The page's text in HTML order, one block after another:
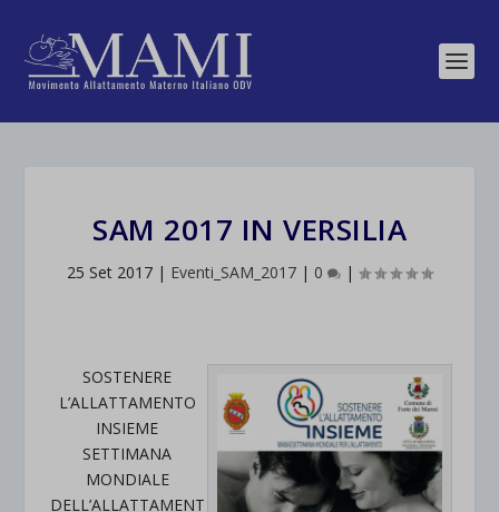
SAM 2017 IN VERSILIA
25 Set 2017 | Eventi_SAM_2017 | 0 |
SOSTENERE
L’ALLATTAMENTO
INSIEME
SETTIMANA
MONDIALE
DELL’ALLATTAMENT